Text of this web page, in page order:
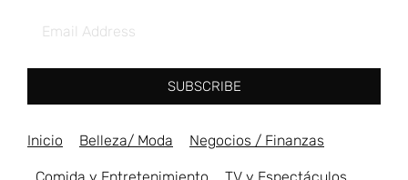
SUBSCRIBE
Inicio Belleza/ Moda Negocios / Finanzas